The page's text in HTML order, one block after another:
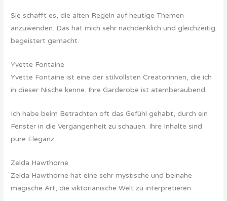
Sie schafft es, die alten Regeln auf heutige Themen
anzuwenden. Das hat mich sehr nachdenklich und gleichzeitig
begeistert gemacht.
Yvette Fontaine
Yvette Fontaine ist eine der stilvollsten Creatorinnen, die ich
in dieser Nische kenne. Ihre Garderobe ist atemberaubend.
Ich habe beim Betrachten oft das Gefühl gehabt, durch ein
Fenster in die Vergangenheit zu schauen. Ihre Inhalte sind
pure Eleganz.
Zelda Hawthorne
Zelda Hawthorne hat eine sehr mystische und beinahe
magische Art, die viktorianische Welt zu interpretieren.